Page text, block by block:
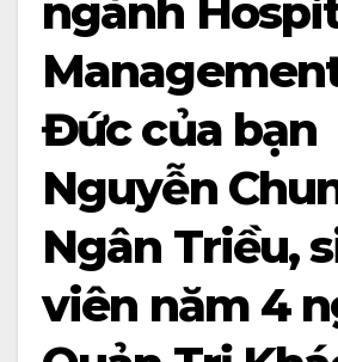
ngành
Đức của bạn
Nguyễn
Ngân Triều,
viên năm 4